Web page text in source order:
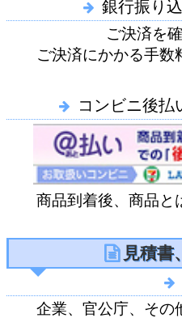
銀行振り
ご決済を
ご決済にかかる手数
コンビニ後払
商品到着後、商品と
見積書
企業、官公庁、その